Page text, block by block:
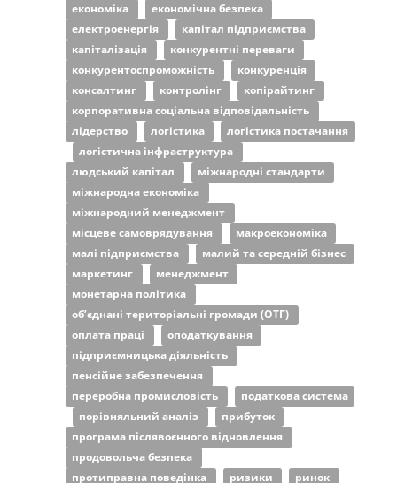
економіка
економічна безпека
електроенергія
капітал підприємства
капіталізація
конкурентні переваги
конкурентоспроможність
конкуренція
консалтинг
контролінг
копірайтинг
корпоративна соціальна відповідальність
лідерство
логістика
логістика постачання
логістична інфраструктура
людський капітал
міжнародні стандарти
міжнародна економіка
міжнародний менеджмент
місцеве самоврядування
макроекономіка
малі підприємства
малий та середній бізнес
маркетинг
менеджмент
монетарна політика
об’єднані територіальні громади (ОТГ)
оплата праці
оподаткування
підприємницька діяльність
пенсійне забезпечення
переробна промисловість
податкова система
порівняльний аналіз
прибуток
програма післявоєнного відновлення
продовольча безпека
протиправна поведінка
ризики ринок